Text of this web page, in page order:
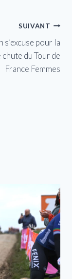
SUIVANT
s’excuse pour la
du Tour de
France Femmes